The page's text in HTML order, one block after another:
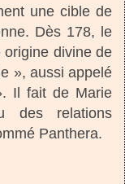
une cible de
Dès 178, le
divine de
», aussi appelé
Il fait de Marie
des relations
Panthera.